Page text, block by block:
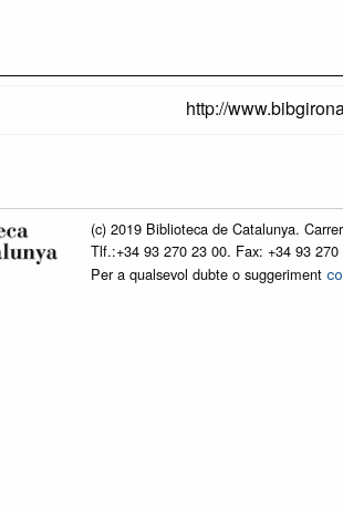
http://
(c) 2019 Biblioteca de Catalunya.
Tlf.:+34 93 270 23 00. Fax: +34 93 270
Per a qualsevol dubte o suggeriment